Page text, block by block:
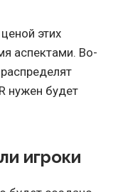
этих
аспектами. Во-
нужен будет
игроки